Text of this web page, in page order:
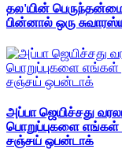
தல'யின்
பின்னால் ஒரு
அப்பா ஜெயிச்சது
பொறுப்புகளை எங்கள்
சஞ்சய் ஒபன்டாக்